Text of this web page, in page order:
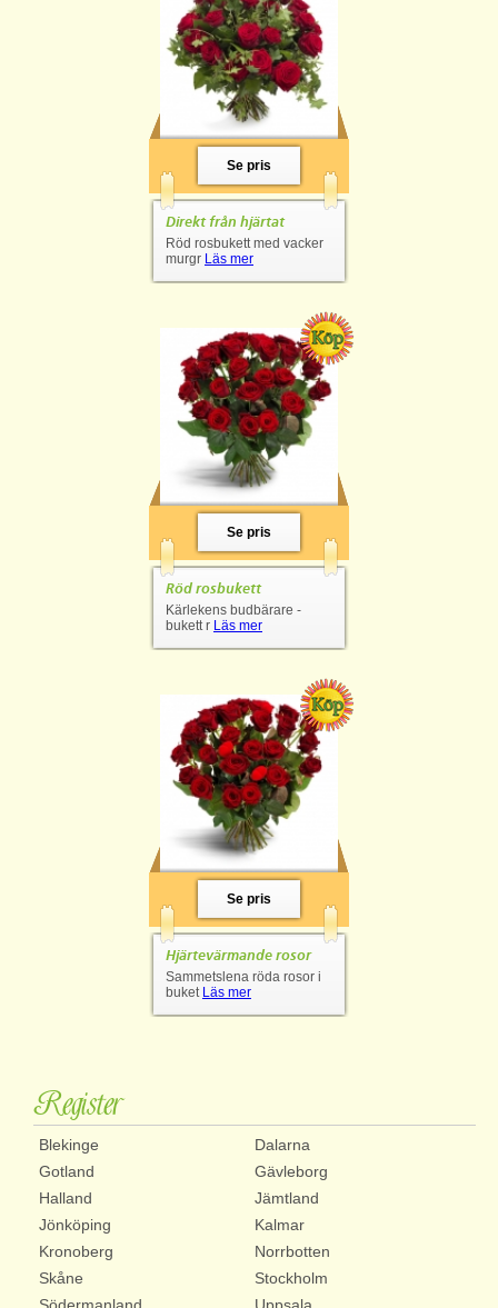
Se pris
Direkt från hjärtat
Röd rosbukett med vacker
murgr Läs mer
Se pris
Röd rosbukett
Kärlekens budbärare -
bukett r Läs mer
Se pris
Hjärtevärmande rosor
Sammetslena röda rosor i
buket Läs mer
Register
Blekinge
Dalarna
Gotland
Gävleborg
Halland
Jämtland
Jönköping
Kalmar
Kronoberg
Norrbotten
Skåne
Stockholm